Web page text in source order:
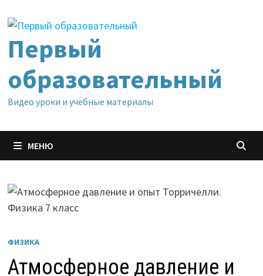
содержимому
Первый
образовательный
Видео уроки и учебные материалы
МЕНЮ
ФИЗИКА
Атмосферное давление и